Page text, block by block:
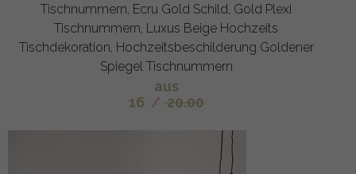
Tischnummern, Ecru Gold Schild, Gold Plexi
Tischnummern, Luxus Beige Hochzeits
Tischdekoration, Hochzeitsbeschilderung Goldener
Spiegel Tischnummern
aus
16 / 20.00